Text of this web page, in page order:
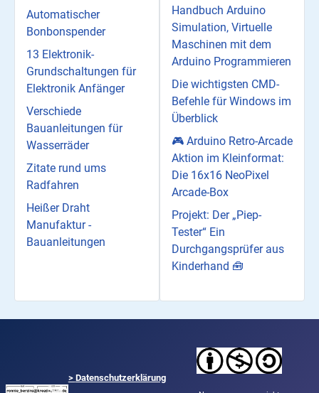
Automatischer
Bonbonspender
13 Elektronik-
Grundschaltungen für
Elektronik Anfänger
Verschiede
Bauanleitungen für
Wasserräder
Zitate rund ums
Radfahren
Heißer Draht
Manufaktur -
Bauanleitungen
Handbuch Arduino
Simulation, Virtuelle
Maschinen mit dem
Arduino Programmieren
Die wichtigsten CMD-
Befehle für Windows im
Überblick
🎮 Arduino Retro-Arcade
Aktion im Kleinformat:
Die 16x16 NeoPixel
Arcade-Box
Projekt: Der „Piep-
Tester“ Ein
Durchgangsprüfer aus
Kinderhand 🧰
> Datenschutzerklärung